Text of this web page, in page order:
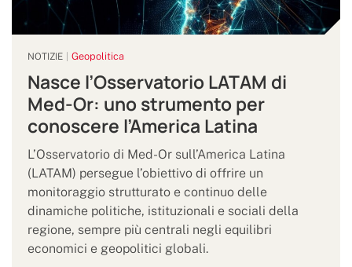
NOTIZIE Geopolitica
Nasce l’Osservatorio LATAM di
Med-Or: uno strumento per
conoscere l’America Latina
L’Osservatorio di Med-Or sull’America Latina
(LATAM) persegue l’obiettivo di offrire un
monitoraggio strutturato e continuo delle
dinamiche politiche, istituzionali e sociali della
regione, sempre più centrali negli equilibri
economici e geopolitici globali.